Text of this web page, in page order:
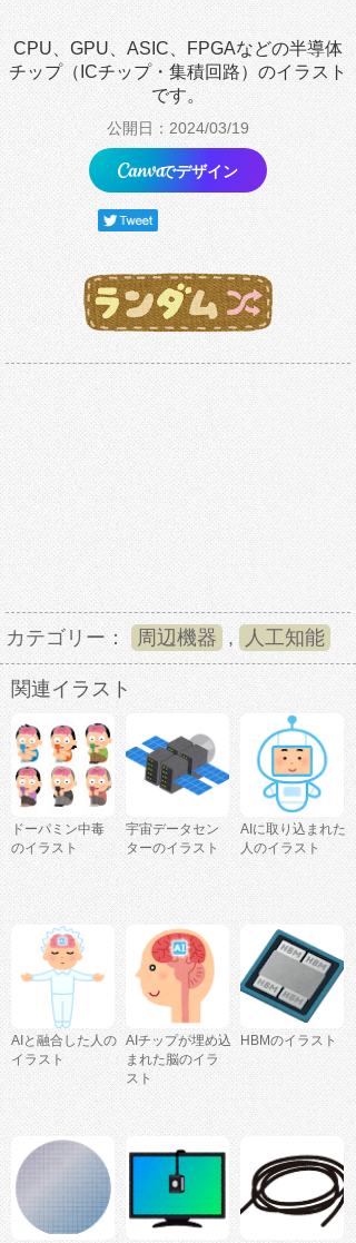
CPU、GPU、ASIC、FPGAなどの半導体
チップ（ICチップ・集積回路）のイラスト
です。
公開日：2024/03/19
でデザイン
カテゴリー： 周辺機器 , 人工知能
関連イラスト
ドーパミン中毒
のイラスト
宇宙データセン
ターのイラスト
AIに取り込まれた
人のイラスト
AIと融合した人の
イラスト
AIチップが埋め込
まれた脳のイラ
スト
HBMのイラスト